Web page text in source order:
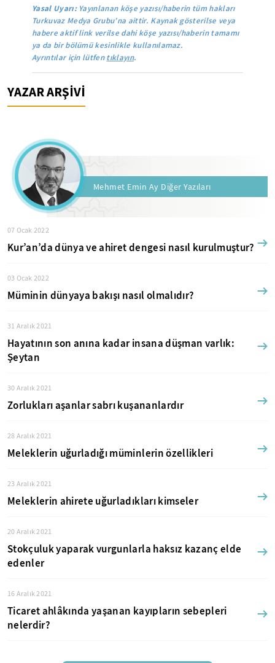
Yasal Uyarı: Yayınlanan köşe yazısı/haberin tüm hakları
Turkuvaz Medya Grubu’na aittir. Kaynak gösterilse veya
habere aktif link verilse dahi köşe yazısı/haberin tamamı
ya da bir bölümü kesinlikle kullanılamaz.
Ayrıntılar için lütfentıklayın.
YAZAR ARŞİVİ
Mehmet Emin Ay Diğer Yazıları
07 Ocak 2022
Kur’an’da dünya ve ahiret dengesi nasıl kurulmuştur?
03 Ocak 2022
Müminin dünyaya bakışı nasıl olmalıdır?
31 Aralık 2021
Hayatının son anına kadar insana düşman varlık:
Şeytan
30 Aralık 2021
Zorlukları aşanlar sabrı kuşananlardır
28 Aralık 2021
Meleklerin uğurladığı müminlerin özellikleri
23 Aralık 2021
Meleklerin ahirete uğurladıkları kimseler
20 Aralık 2021
Stokçuluk yaparak vurgunlarla haksız kazanç elde
edenler
16 Aralık 2021
Ticaret ahlâkında yaşanan kayıpların sebepleri
nelerdir?